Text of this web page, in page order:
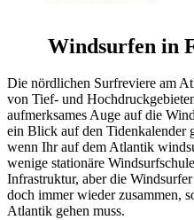
Windsurfen in
Die nördlichen Surfreviere am
von Tief- und
aufmerksames Auge auf die
ein Blick auf den Tidenkalender
wenn Ihr auf dem Atlantik
wenige stationäre
Infrastruktur, aber die
doch immer wieder zusammen,
Atlantik gehen muss.